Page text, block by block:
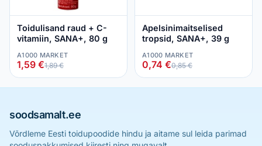
Toidulisand raud + C-
vitamiin, SANA+, 80 g
A1000 MARKET
1,59 €1,89 €
Apelsinimaitselised
tropsid, SANA+, 39 g
A1000 MARKET
0,74 €0,85 €
soodsamalt.ee
Võrdleme Eesti toidupoodide hindu ja aitame sul leida parimad